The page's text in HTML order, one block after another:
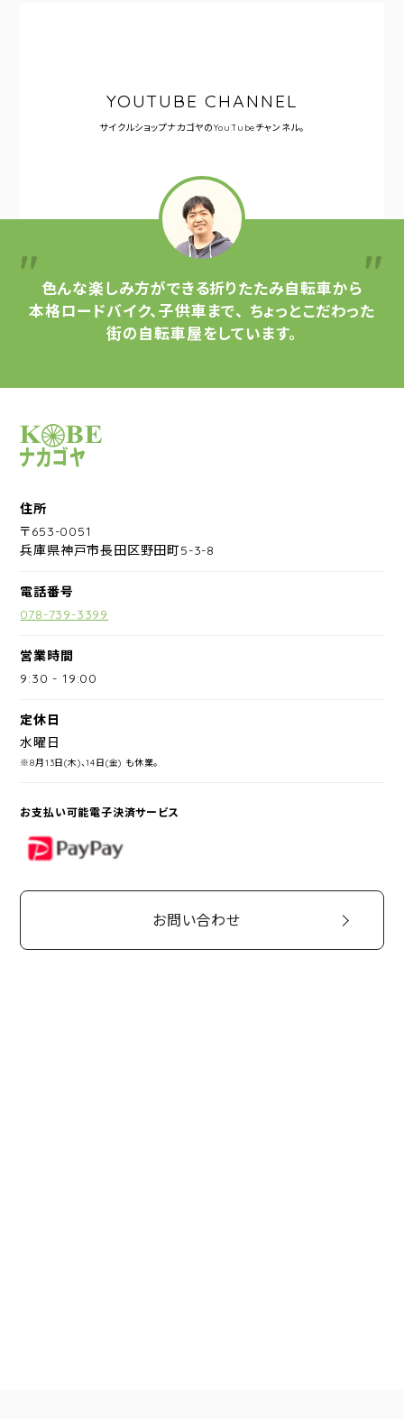
YOUTUBE CHANNEL
サイクルショップナカゴヤのYouTubeチャンネル。
色んな楽しみ方ができる折りたたみ自転車から
本格ロードバイク、子供車まで、 ちょっとこだわった
街の自転車屋をしています。
サイクルショップナカゴヤ
住所
〒653-0051
兵庫県神戸市長田区野田町5-3-8
電話番号
078-739-3399
営業時間
9:30 -19:00
定休日
水曜日
※8月13日(木)、14日(金) も休業。
お支払い可能電子決済サービス
PayPay
お問い合わせ